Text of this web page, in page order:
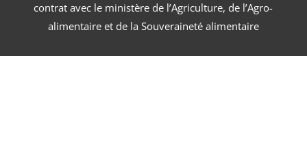
contrat avec le ministère de l’Agriculture, de l’Agro-
alimentaire et de la Souveraineté alimentaire